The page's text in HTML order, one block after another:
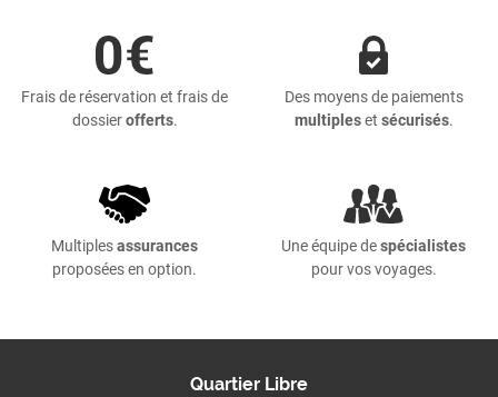
Frais de réservation et frais de
dossierofferts.
Des moyens de paiements
multipleset sécurisés.
Multiplesassurances
proposées en option.
Une équipe despécialistes
pour vos voyages.
Quartier Libre